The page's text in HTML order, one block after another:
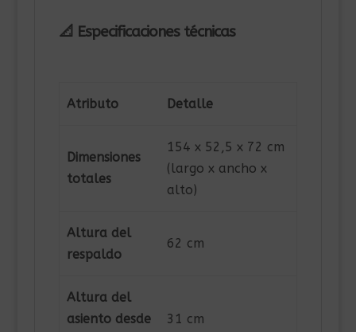
📐 Especificaciones técnicas
Atributo Detalle
Dimensiones
totales
154 x 52,5 x 72 cm
(largo x ancho x
alto)
Altura del
respaldo
62 cm
Altura del
asiento desde
31 cm